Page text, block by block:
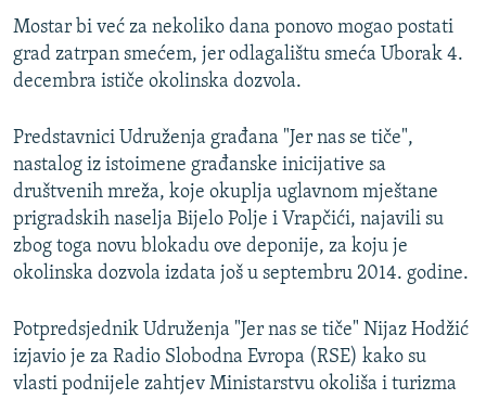
POST SCRIPTUM
MOJA EVROPA
TRI DECENIJE OD RATA U BIH
SVE KARTE DEJTONA
NASTANAK I RASPAD JUGOSLAVIJE
Sve RFE/RL stranice
Mostar bi već za nekoliko dana ponovo mogao postati
grad zatrpan smećem, jer odlagalištu smeća Uborak 4.
decembra ističe okolinska dozvola.
Predstavnici Udruženja građana "Jer nas se tiče",
nastalog iz istoimene građanske inicijative sa
društvenih mreža, koje okuplja uglavnom mještane
prigradskih naselja Bijelo Polje i Vrapčići, najavili su
zbog toga novu blokadu ove deponije, za koju je
okolinska dozvola izdata još u septembru 2014. godine.
Potpredsjednik Udruženja "Jer nas se tiče" Nijaz Hodžić
izjavio je za Radio Slobodna Evropa (RSE) kako su
vlasti podnijele zahtjev Ministarstvu okoliša i turizma